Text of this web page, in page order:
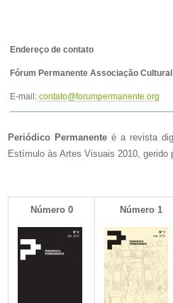
Endereço de contato
Fórum Permanente Associação Cultural
E-mail:contato@forumpermanente.org
Periódico Permanenteé a revista
Estímulo às Artes Visuais 2010, gerido
Número 0 Número 1